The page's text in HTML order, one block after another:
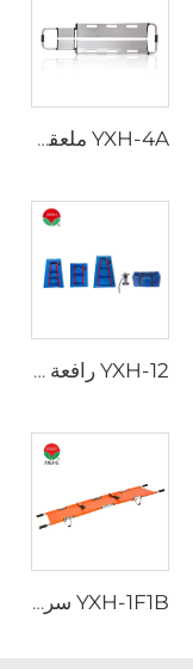
YXH-4A ملعقة ألومنيوم Alloy قابلة للتفكيك للمستشفيات
YXH-12 رافعة شفط
YXH-1F1B سرير طي من سبيكة الألمنيوم للاستخدام الطبي الخارجي